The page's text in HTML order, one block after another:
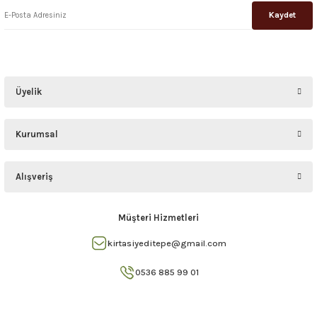
Kaydet
Üyelik
Kurumsal
Alışveriş
Müşteri Hizmetleri
kirtasiyeditepe@gmail.com
0536 885 99 01